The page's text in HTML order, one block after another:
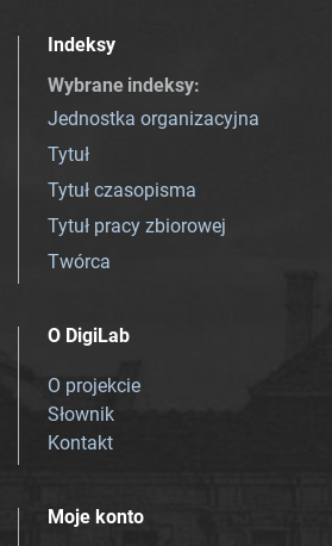
Indeksy
Wybrane indeksy:
Jednostka organizacyjna
Tytuł
Tytuł czasopisma
Tytuł pracy zbiorowej
Twórca
O DigiLab
O projekcie
Słownik
Kontakt
Moje konto